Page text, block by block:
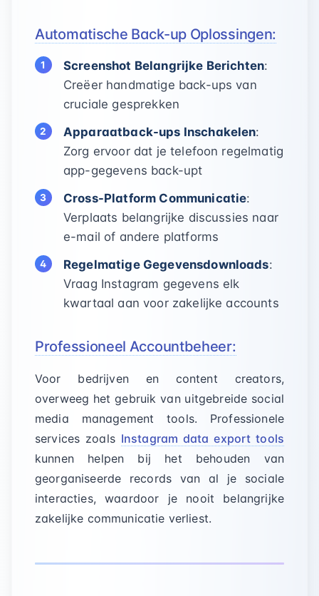
Automatische Back-up Oplossingen:
Screenshot Belangrijke Berichten:
Creëer handmatige back-ups van
cruciale gesprekken
Apparaatback-ups Inschakelen:
Zorg ervoor dat je telefoon regelmatig
app-gegevens back-upt
Cross-Platform Communicatie:
Verplaats belangrijke discussies naar
e-mail of andere platforms
Regelmatige Gegevensdownloads:
Vraag Instagram gegevens elk
kwartaal aan voor zakelijke accounts
Professioneel Accountbeheer:
Voor bedrijven en content creators,
overweeg het gebruik van uitgebreide social
media management tools. Professionele
services zoals Instagram data export tools
kunnen helpen bij het behouden van
georganiseerde records van al je sociale
interacties, waardoor je nooit belangrijke
zakelijke communicatie verliest.